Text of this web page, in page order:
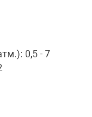
0,5 - 7